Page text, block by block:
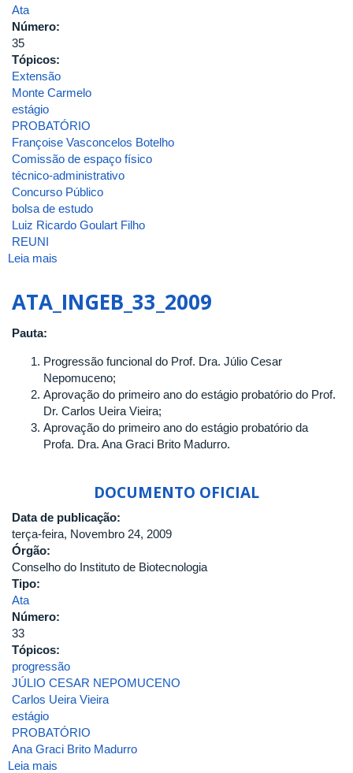
Ata
Número:
35
Tópicos:
Extensão
Monte Carmelo
estágio
PROBATÓRIO
Françoise Vasconcelos Botelho
Comissão de espaço físico
técnico-administrativo
Concurso Público
bolsa de estudo
Luiz Ricardo Goulart Filho
REUNI
Leia mais
ATA_INGEB_33_2009
Pauta:
Progressão funcional do Prof. Dra. Júlio Cesar
Nepomuceno;
Aprovação do primeiro ano do estágio probatório do Prof.
Dr. Carlos Ueira Vieira;
Aprovação do primeiro ano do estágio probatório da
Profa. Dra. Ana Graci Brito Madurro.
DOCUMENTO OFICIAL
Data de publicação:
terça-feira, Novembro 24, 2009
Órgão:
Conselho do Instituto de Biotecnologia
Tipo:
Ata
Número:
33
Tópicos:
progressão
JÚLIO CESAR NEPOMUCENO
Carlos Ueira Vieira
estágio
PROBATÓRIO
Ana Graci Brito Madurro
Leia mais